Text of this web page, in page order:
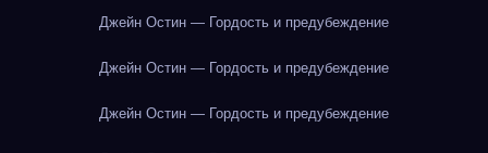
Джейн Остин — Гордость и предубеждение
Джейн Остин — Гордость и предубеждение
Джейн Остин — Гордость и предубеждение